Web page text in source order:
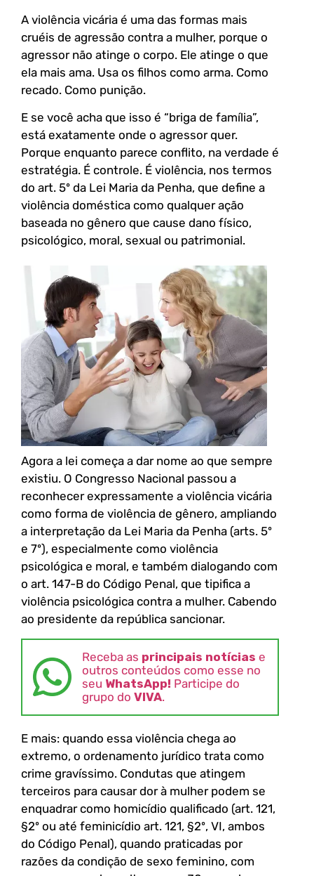
A violência vicária é uma das formas mais
cruéis de agressão contra a mulher, porque o
agressor não atinge o corpo. Ele atinge o que
ela mais ama. Usa os filhos como arma. Como
recado. Como punição.
E se você acha que isso é “briga de família”,
está exatamente onde o agressor quer.
Porque enquanto parece conflito, na verdade é
estratégia. É controle. É violência, nos termos
do art. 5º da Lei Maria da Penha, que define a
violência doméstica como qualquer ação
baseada no gênero que cause dano físico,
psicológico, moral, sexual ou patrimonial.
Agora a lei começa a dar nome ao que sempre
existiu. O Congresso Nacional passou a
reconhecer expressamente a violência vicária
como forma de violência de gênero, ampliando
a interpretação da Lei Maria da Penha (arts. 5º
e 7º), especialmente como violência
psicológica e moral, e também dialogando com
o art. 147-B do Código Penal, que tipifica a
violência psicológica contra a mulher. Cabendo
ao presidente da república sancionar.
Receba as principais notícias e
outros conteúdos como esse no
seu WhatsApp! Participe do
grupo do VIVA.
E mais: quando essa violência chega ao
extremo, o ordenamento jurídico trata como
crime gravíssimo. Condutas que atingem
terceiros para causar dor à mulher podem se
enquadrar como homicídio qualificado (art. 121,
§2º ou até feminicídio art. 121, §2º, VI, ambos
do Código Penal), quando praticadas por
razões da condição de sexo feminino, com